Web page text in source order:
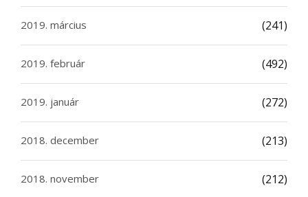
2019. március (241)
2019. február (492)
2019. január (272)
2018. december (213)
2018. november (212)